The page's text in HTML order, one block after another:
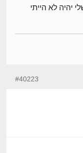
יהיה לא הייתי
#40223